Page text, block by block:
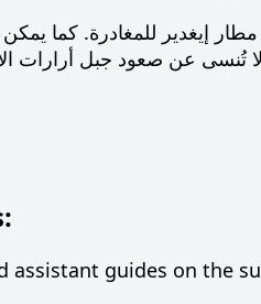
مطار إيغدير للمغادرة. كما
تُنسى عن صعود جبل أرارات
guides on the